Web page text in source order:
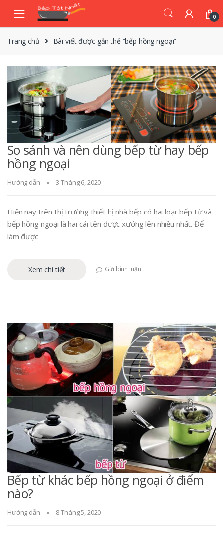
navigation
content
0
Trang chủ Bài viết được gắn thẻ “bếp hồng ngoại”
So sánh và nên dùng bếp từ hay bếp
hồng ngoại
Hướng dẫn 3 Tháng 6, 2020
Hiện nay trên thị trường thiết bị nhà bếp có hai loại: bếp từ và
bếp hồng ngoại là hai cái tên được xướng lên nhiều nhất. Để
làm được
Xem chi tiết Gửi bình luận
Bếp từ khác bếp hồng ngoại ở điểm
nào?
Hướng dẫn 8 Tháng 5, 2020